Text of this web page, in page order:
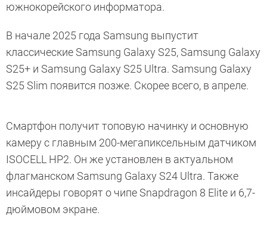
южнокорейского информатора.
В начале 2025 года Samsung выпустит
классические Samsung Galaxy S25, Samsung Galaxy
S25+ и Samsung Galaxy S25 Ultra. Samsung Galaxy
S25 Slim появится позже. Скорее всего, в апреле.
Смартфон получит топовую начинку и основную
камеру с главным 200-мегапиксельным датчиком
ISOCELL HP2. Он же установлен в актуальном
флагманском Samsung Galaxy S24 Ultra. Также
инсайдеры говорят о чипе Snapdragon 8 Elite и 6,7-
дюймовом экране.